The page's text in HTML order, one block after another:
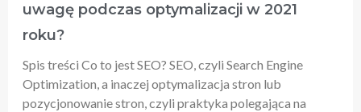
uwagę podczas optymalizacji w 2021
roku?
Spis treści Co to jest SEO? SEO, czyli Search Engine
Optimization, a inaczej optymalizacja stron lub
pozycjonowanie stron, czyli praktyka polegająca na